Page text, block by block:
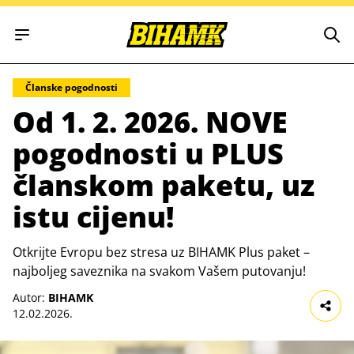
Open main menu
Članske pogodnosti
Od 1. 2. 2026. NOVE
pogodnosti u PLUS
članskom paketu, uz
istu cijenu!
Otkrijte Evropu bez stresa uz BIHAMK Plus paket –
najboljeg saveznika na svakom Vašem putovanju!
Autor: BIHAMK
12.02.2026.